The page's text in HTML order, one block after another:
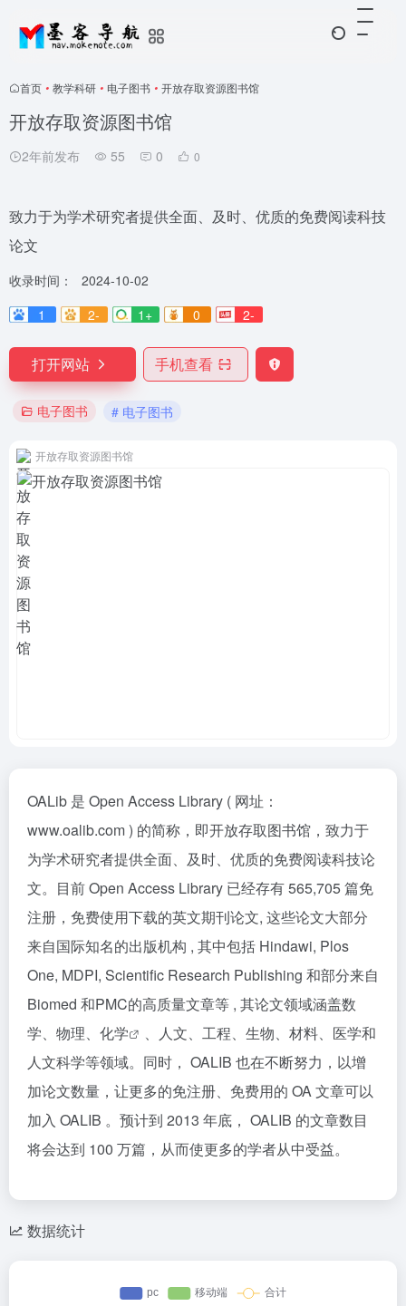
首页 • 教学科研 • 电子图书 • 开放存取资源图书馆
开放存取资源图书馆
2年前发布 55 0 0
致力于为学术研究者提供全面、及时、优质的免费阅读科技
论文
收录时间：
2024-10-02
1
2- 1+ 0 2-
打开网站 手机查看
电子图书 # 电子图书
开放存取资源图书馆
OALib 是 Open Access Library ( 网址：
www.oalib.com ) 的简称，即开放存取图书馆，致力于
为学术研究者提供全面、及时、优质的免费阅读科技论
文。目前 Open Access Library 已经存有 565,705 篇免
注册，免费使用下载的英文期刊论文, 这些论文大部分
来自国际知名的出版机构 , 其中包括 Hindawi, Plos
One, MDPI, Scientific Research Publishing 和部分来自
Biomed 和PMC的高质量文章等 , 其论文领域涵盖数
学、物理、 化学
、人文、工程、生物、材料、医学和
人文科学等领域。同时， OALIB 也在不断努力，以增
加论文数量，让更多的免注册、免费用的 OA 文章可以
加入 OALIB 。预计到 2013 年底， OALIB 的文章数目
将会达到 100 万篇，从而使更多的学者从中受益。
数据统计